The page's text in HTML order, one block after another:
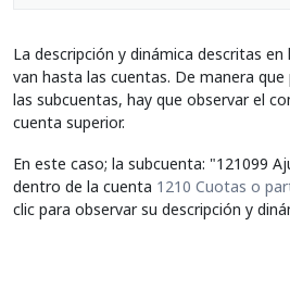
La descripción y dinámica descritas
van hasta las cuentas. De manera
las subcuentas, hay que observar el
cuenta superior.
En este caso; la subcuenta: "121099
dentro de la cuenta 1210 Cuotas o
clic para observar su descripción y